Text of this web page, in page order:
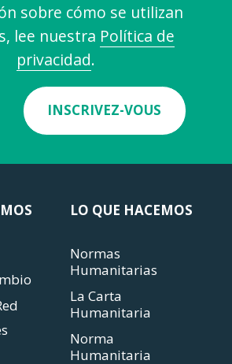
sobre cómo se utilizan
lee nuestra Política de
privacidad.
INSCRIVEZ-VOUS
LO QUE HACEMOS
Normas
Humanitarias
La Carta
Humanitaria
Norma
Humanitaria